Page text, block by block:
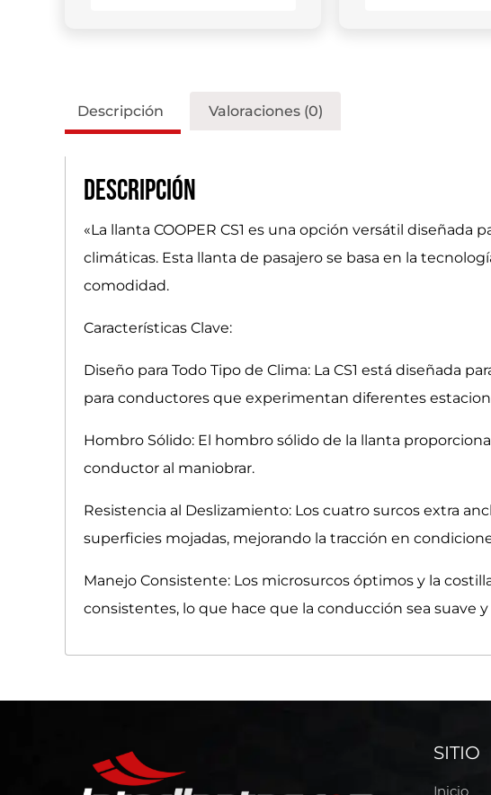
Descripción Valoraciones (0)
Descripción
«La llanta COOPER CS1 es una opción versátil
climáticas. Esta llanta de pasajero se basa en la
comodidad.
Características Clave:
Diseño para Todo Tipo de Clima: La CS1 está diseñada
para conductores que experimentan diferentes
Hombro Sólido: El hombro sólido de la llanta
conductor al maniobrar.
Resistencia al Deslizamiento: Los cuatro surcos extra
superficies mojadas, mejorando la tracción en
Manejo Consistente: Los microsurcos óptimos y la
consistentes, lo que hace que la conducción sea suave
SITIO
Inicio